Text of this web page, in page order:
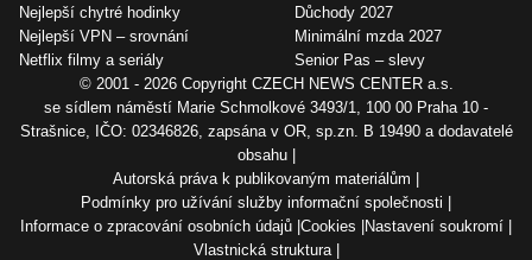
Nejlepší chytré hodinky
Nejlepší VPN – srovnání
Netflix filmy a seriály
Důchody 2027
Minimální mzda 2027
Senior Pas – slevy
© 2001 - 2026 Copyright CZECH NEWS CENTER a.s.
se sídlem náměstí Marie Schmolkové 3493/1, 100 00 Praha 10 -
Strašnice, IČO: 02346826, zapsána v OR, sp.zn. B 19490 a dodavatelé
obsahu
Autorská práva k publikovaným materiálům
Podmínky pro užívání služby informační společnosti
Informace o zpracování osobních údajů Cookies Nastavení soukromí
Vlastnická struktura